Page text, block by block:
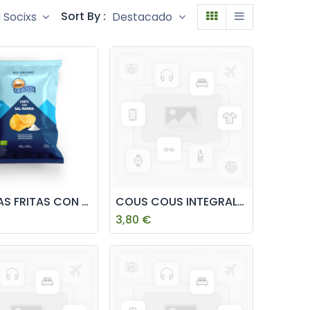
Sort By : Destacado
PATATAS FRITAS CON SAL MARINA 100g AÑAVIEJA
COUS COUS INTEGRAL 500g GRANERO
3,80 €